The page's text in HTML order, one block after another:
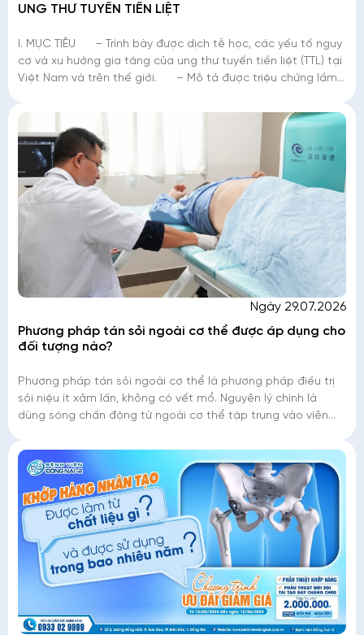
UNG THƯ TUYẾN TIỀN LIỆT
I. MỤC TIÊU – Trình bày được dịch tễ học, các yếu tố nguy
cơ và xu hướng gia tăng của ung thư tuyến tiền liệt (TTL) tại
Việt Nam và trên thế giới. – Mô tả được triệu chứng lầm
Ngày 29.07.2026
Phương pháp tán sỏi ngoài cơ thể được áp dụng cho
đối tượng nào?
Phương pháp tán sỏi ngoài cơ thể là phương pháp điều trị
sỏi niệu ít xâm lấn, không có vết mổ. Nguyên lý chính là
dùng sóng chấn động từ ngoài cơ thể tập trung vào viên